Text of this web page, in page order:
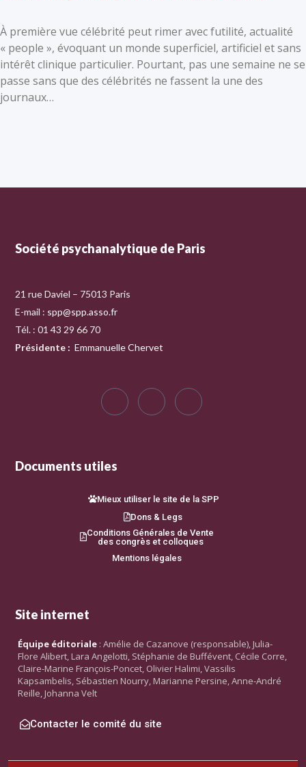
À première vue célébrité peut rimer avec futilité, actualité
« people », évoquant un monde superficiel, artificiel et sans
intérêt clinique particulier. Pourtant, pas une semaine ne se
passe sans que des célébrités ne fassent la une des
journaux…
Société psychanalytique de Paris
21 rue Daviel – 75013 Paris
E-mail : spp@spp.asso.fr
Tél. : 01 43 29 66 70
Présidente : Emmanuelle Chervet
Documents utiles
Mieux utiliser le site de la SPP
Dons & Legs
Conditions Générales de Vente
des congrès et colloques
Mentions légales
Site internet
Équipe éditoriale : Amélie de Cazanove (responsable), Julia-
Flore Alibert, Lara Angelotti, Stéphanie de Buffévent, Cécile Corre,
Claire-Marine François-Poncet, Olivier Halimi, Vassilis
Kapsambelis, Sébastien Nourry, Marianne Persine, Anne-André
Reille, Johanna Velt
Contacter le comité du site